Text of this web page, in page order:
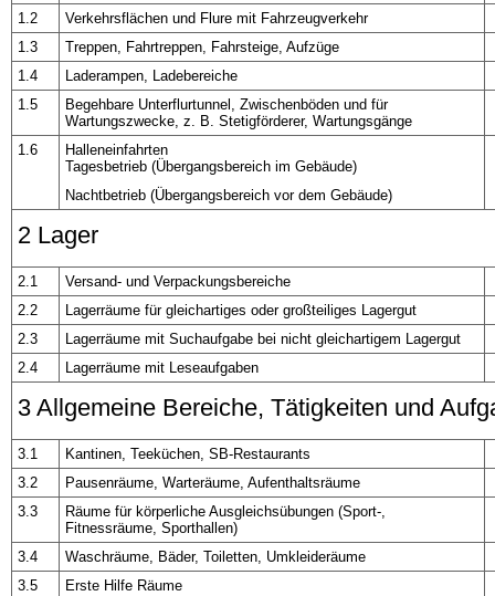
1.2
Verkehrsflächen und Flure mit Fahrzeugverkehr
1.3
Treppen, Fahrtreppen, Fahrsteige, Aufzüge
1.4
Laderampen, Ladebereiche
1.5
Begehbare Unterflurtunnel, Zwischenböden und für
Wartungszwecke, z. B. Stetigförderer, Wartungsgänge
1.6
Halleneinfahrten
Tagesbetrieb (Übergangsbereich im Gebäude)
Nachtbetrieb (Übergangsbereich vor dem Gebäude)
2 Lager
2.1
Versand- und Verpackungsbereiche
2.2
Lagerräume für gleichartiges oder großteiliges Lagergut
2.3
Lagerräume mit Suchaufgabe bei nicht gleichartigem Lagergut
2.4
Lagerräume mit Leseaufgaben
3 Allgemeine Bereiche, Tätigkeiten und
3.1
Kantinen, Teeküchen, SB-Restaurants
3.2
Pausenräume, Warteräume, Aufenthaltsräume
3.3
Räume für körperliche Ausgleichsübungen (Sport-,
Fitnessräume, Sporthallen)
3.4
Waschräume, Bäder, Toiletten, Umkleideräume
3.5
Erste Hilfe Räume